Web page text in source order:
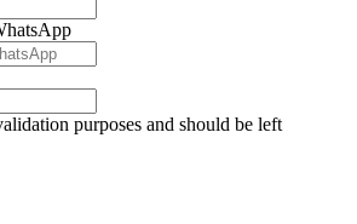
purposes and should be left